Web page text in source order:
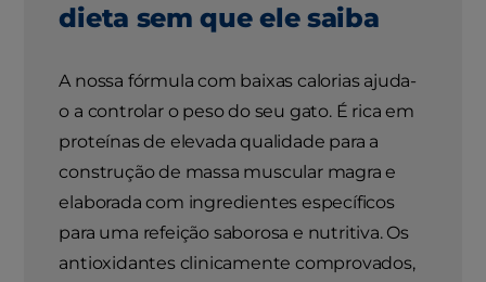
dieta sem que ele saiba
A nossa fórmula com baixas calorias ajuda-
o a controlar o peso do seu gato. É rica em
proteínas de elevada qualidade para a
construção de massa muscular magra e
elaborada com ingredientes específicos
para uma refeição saborosa e nutritiva. Os
antioxidantes clinicamente comprovados,